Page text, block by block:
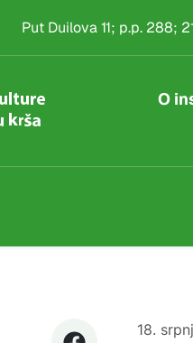
Put Duilova 11; p.p. 288;
O
18.